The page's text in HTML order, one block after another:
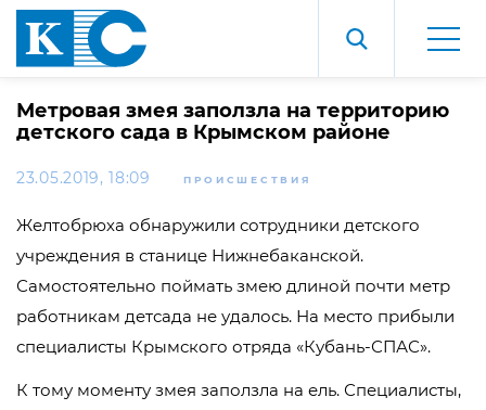
Метровая змея заползла на территорию
детского сада в Крымском районе
23.05.2019, 18:09 ПРОИСШЕСТВИЯ
Желтобрюха обнаружили сотрудники детского
учреждения в станице Нижнебаканской.
Самостоятельно поймать змею длиной почти метр
работникам детсада не удалось. На место прибыли
специалисты Крымского отряда «Кубань-СПАС».
К тому моменту змея заползла на ель. Специалисты,